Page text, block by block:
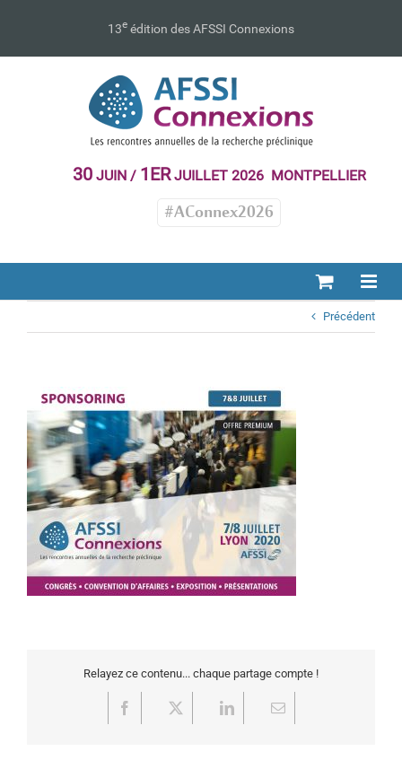
13e édition des AFSSI Connexions
30JUIN / 1ERJUILLET 2026 MONTPELLIER
#AConnex2026
Précédent
Relayez ce contenu... chaque partage compte !
Facebook LinkedInEmail